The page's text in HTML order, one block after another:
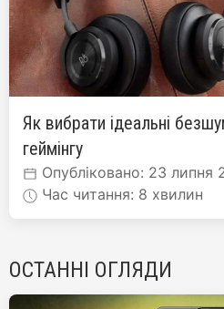
Як вибрати ідеальні
геймінгу
Опубліковано: 23 липня
Час читання: 8 хвилин
ОСТАННІ ОГЛЯДИ